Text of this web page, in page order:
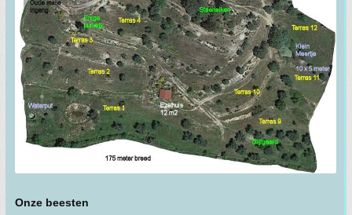
Onze beesten